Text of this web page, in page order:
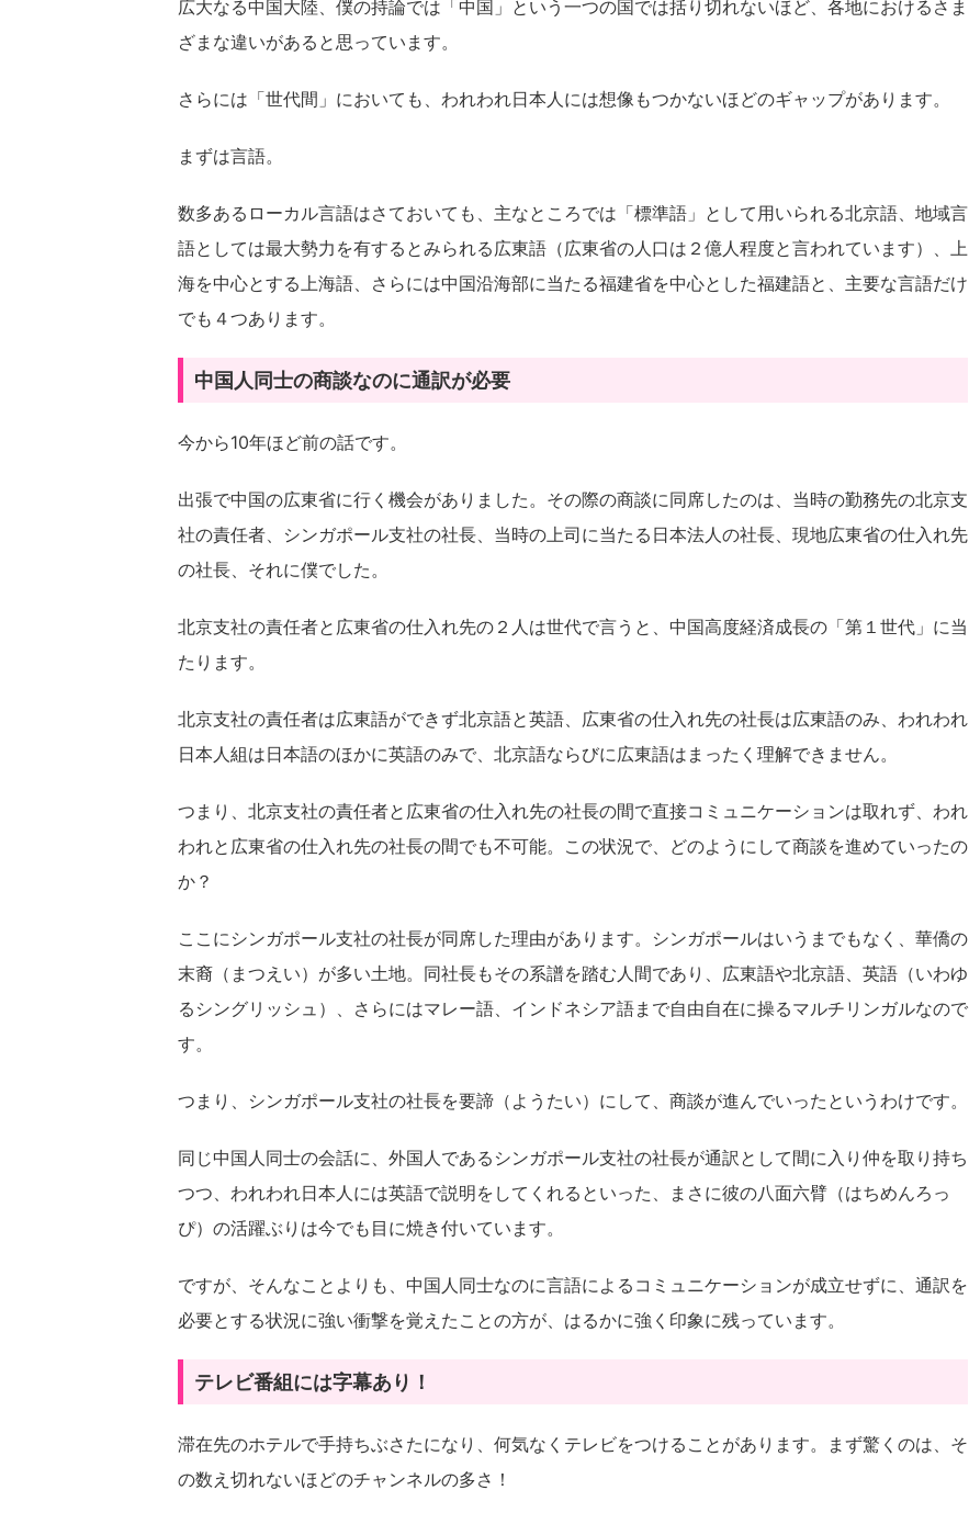
広大なる中国大陸、僕の持論では「中国」という一つの国では括り切れないほど、各地におけるさま
ざまな違いがあると思っています。
さらには「世代間」においても、われわれ日本人には想像もつかないほどのギャップがあります。
まずは言語。
数多あるローカル言語はさておいても、主なところでは「標準語」として用いられる北京語、地域言
語としては最大勢力を有するとみられる広東語（広東省の人口は２億人程度と言われています）、上
海を中心とする上海語、さらには中国沿海部に当たる福建省を中心とした福建語と、主要な言語だけ
でも４つあります。
中国人同士の商談なのに通訳が必要
今から10年ほど前の話です。
出張で中国の広東省に行く機会がありました。その際の商談に同席したのは、当時の勤務先の北京支
社の責任者、シンガポール支社の社長、当時の上司に当たる日本法人の社長、現地広東省の仕入れ先
の社長、それに僕でした。
北京支社の責任者と広東省の仕入れ先の２人は世代で言うと、中国高度経済成長の「第１世代」に当
たります。
北京支社の責任者は広東語ができず北京語と英語、広東省の仕入れ先の社長は広東語のみ、われわれ
日本人組は日本語のほかに英語のみで、北京語ならびに広東語はまったく理解できません。
つまり、北京支社の責任者と広東省の仕入れ先の社長の間で直接コミュニケーションは取れず、われ
われと広東省の仕入れ先の社長の間でも不可能。この状況で、どのようにして商談を進めていったの
か？
ここにシンガポール支社の社長が同席した理由があります。シンガポールはいうまでもなく、華僑の
末裔（まつえい）が多い土地。同社長もその系譜を踏む人間であり、広東語や北京語、英語（いわゆ
るシングリッシュ）、さらにはマレー語、インドネシア語まで自由自在に操るマルチリンガルなので
す。
つまり、シンガポール支社の社長を要諦（ようたい）にして、商談が進んでいったというわけです。
同じ中国人同士の会話に、外国人であるシンガポール支社の社長が通訳として間に入り仲を取り持ち
つつ、われわれ日本人には英語で説明をしてくれるといった、まさに彼の八面六臂（はちめんろっ
ぴ）の活躍ぶりは今でも目に焼き付いています。
ですが、そんなことよりも、中国人同士なのに言語によるコミュニケーションが成立せずに、通訳を
必要とする状況に強い衝撃を覚えたことの方が、はるかに強く印象に残っています。
テレビ番組には字幕あり！
滞在先のホテルで手持ちぶさたになり、何気なくテレビをつけることがあります。まず驚くのは、そ
の数え切れないほどのチャンネルの多さ！